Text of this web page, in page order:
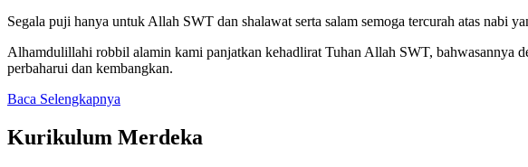
Segala puji hanya untuk Allah SWT dan shalawat serta salam semoga tercurah atas nabi
Alhamdulillahi robbil alamin kami panjatkan kehadlirat Tuhan Allah SWT, bahwasannya
perbaharui dan kembangkan.
Baca Selengkapnya
Kurikulum Merdeka